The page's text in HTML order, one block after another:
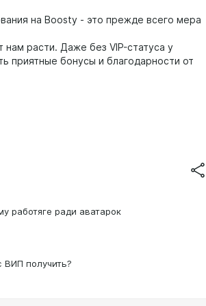
на Boosty - это прежде всего мера
расти. Даже без VIP-статуса у
приятные бонусы и благодарности от
работяге ради аватарок
ВИП получить?